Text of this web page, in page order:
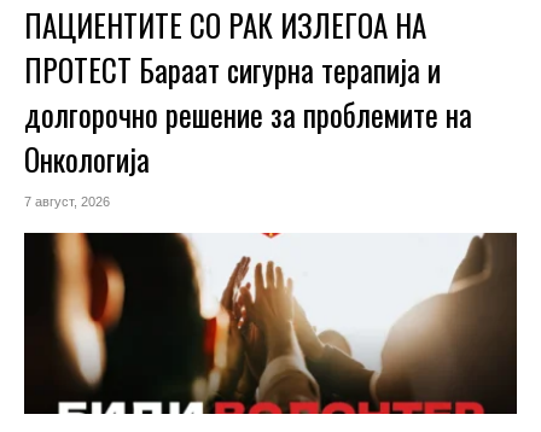
ПАЦИЕНТИТЕ СО РАК ИЗЛЕГОА НА
ПРОТЕСТ Бараат сигурна терапија и
долгорочно решение за проблемите на
Онкологија
7 август, 2026